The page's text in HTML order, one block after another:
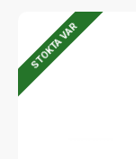
STOKTA VAR